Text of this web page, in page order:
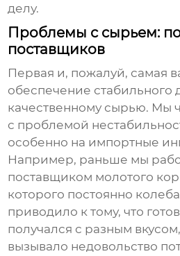
делу.
Проблемы с сырьем:
поставщиков
Первая и, пожалуй, самая
обеспечение стабильного
качественному сырью. Мы
с проблемой
особенно на импортные
Например, раньше мы
поставщиком молотого
которого постоянно
приводило к тому, что
получался с разным
вызывало недовольство